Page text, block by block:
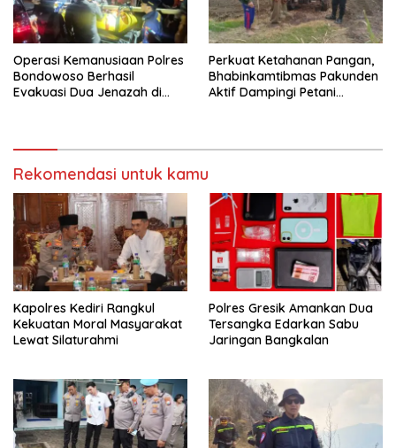
Operasi Kemanusiaan Polres
Bondowoso Berhasil
Evakuasi Dua Jenazah di
Perkuat Ketahanan Pangan,
Bhabinkamtibmas Pakunden
Aktif Dampingi Petani
Rekomendasi untuk kamu
Kapolres Kediri Rangkul
Kekuatan Moral Masyarakat
Lewat Silaturahmi
Polres Gresik Amankan Dua
Tersangka Edarkan Sabu
Jaringan Bangkalan